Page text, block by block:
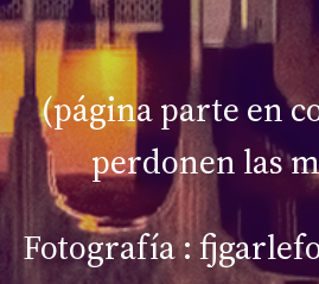
(página parte en
perdonen las
Fotografía :